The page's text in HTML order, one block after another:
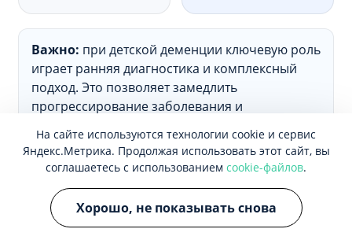
Важно: при детской деменции ключевую роль
играет ранняя диагностика и комплексный
подход. Это позволяет замедлить
прогрессирование заболевания и
Мнение эксперта
«Детская деменция — очень сложная и редкая
проблема, которая существенно отличается от
На сайте используются технологии cookie и сервис
Яндекс.Метрика. Продолжая использовать этот сайт, вы
соглашаетесь с использованием cookie-файлов.
Хорошо, не показывать снова